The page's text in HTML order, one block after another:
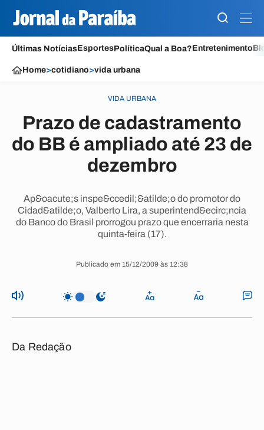
Últimas NotíciasEsportesPolíticaQual a Boa?Entretenimento
Home>cotidiano>vida urbana
VIDA URBANA
Prazo de cadastramento
do BB é ampliado até 23 de
dezembro
Ap&oacute;s inspe&ccedil;&atilde;o do promotor do
Cidad&atilde;o, Valberto Lira, a superintend&ecirc;ncia
do Banco do Brasil prorrogou prazo que encerraria nesta
quinta-feira (17).
Publicado em 15/12/2009 às 12:38
Da Redação